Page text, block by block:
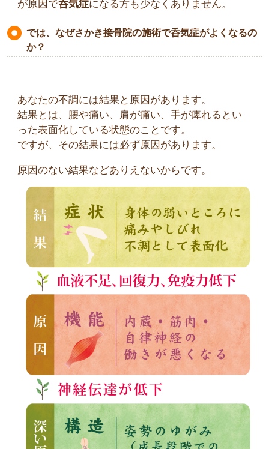
が原因で呑気症になる方も少なくありません。
では、なぜさかき接骨院の施術で呑気症がよくなるの
か？
あなたの不調には結果と原因があります。
結果とは、腰や痛い、肩が痛い、手が痺れるとい
った表面化している状態のことです。
ですが、その結果には必ず原因があります。
原因のない結果などありえないからです。